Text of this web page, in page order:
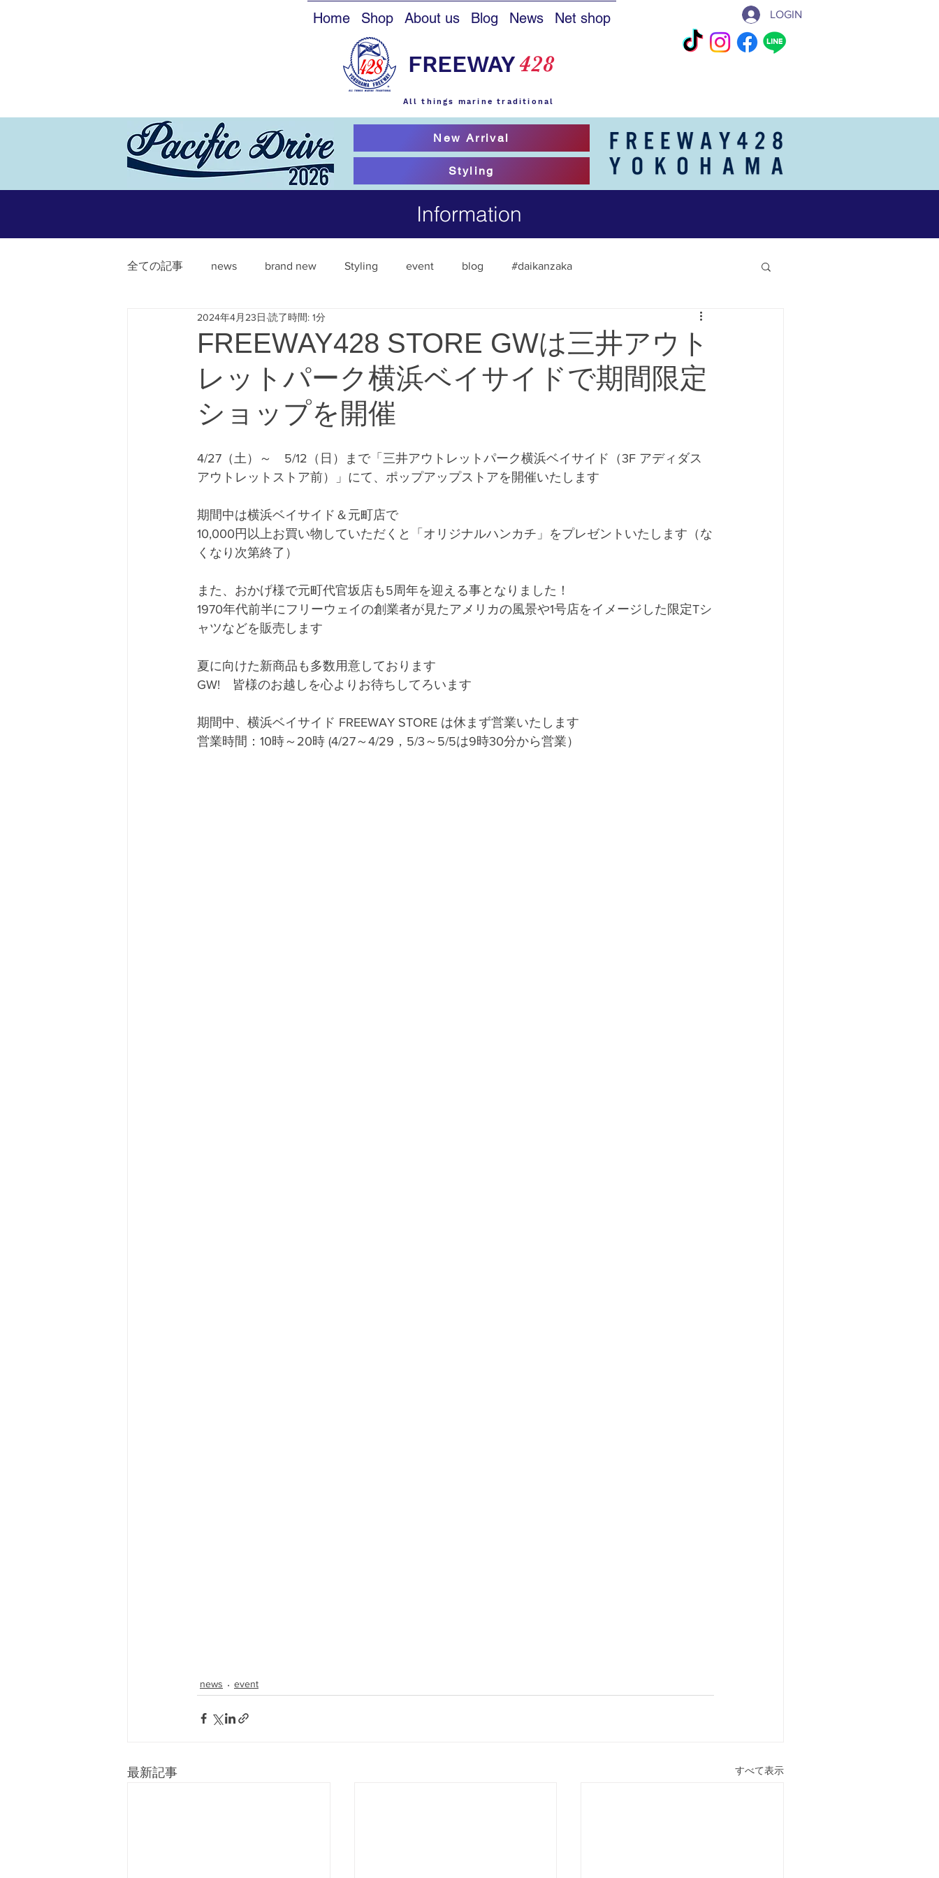
Home Shop About us Blog News Net shop LOGIN
FREEWAY428
All things marine traditional
New Arrival
Styling
Information
全ての記事 news brand new Styling event blog #daikanzaka
#freeway428 #yokohamafreeway #横浜フリー
FREEWAY428 STORE GWは三井アウト
レットパーク横浜ベイサイドで期間限定
ショップを開催
2024年4月23日 読了時間: 1分
4/27（土）～　5/12（日）まで「三井アウトレットパーク横浜ベイサイド（3F アディダス
アウトレットストア前）」にて、ポップアップストアを開催いたします
期間中は横浜ベイサイド＆元町店で
10,000円以上お買い物していただくと「オリジナルハンカチ」をプレゼントいたします（な
くなり次第終了）
また、おかげ様で元町代官坂店も5周年を迎える事となりました！
1970年代前半にフリーウェイの創業者が見たアメリカの風景や1号店をイメージした限定Tシ
ャツなどを販売します
夏に向けた新商品も多数用意しております
GW!　皆様のお越しを心よりお待ちしてろいます
期間中、横浜ベイサイド FREEWAY STORE は休まず営業いたします
営業時間：10時～20時 (4/27～4/29，5/3～5/5は9時30分から営業）
news event
最新記事 すべて表示